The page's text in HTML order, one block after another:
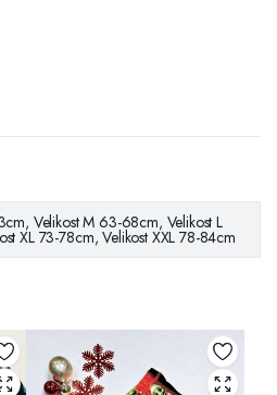
Velikost M 63-68cm, Velikost L
XL 73-78cm, Velikost XXL 78-84cm